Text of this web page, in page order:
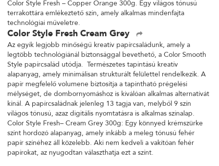
Color Style Fresh – Copper Orange 300g. Egy világos tónusú
terrakottára emlékeztető szín, amely alkalmas mindenfajta
technológiai műveletre.
Color Style Fresh Cream Grey
Az egyik legjobb minőségű kreatív papírcsaládunk, amely a
legtöbb technológiánál biztonsággal bevethető, a Color Smooth
Style papírcsalád utódja. Természetes tapintású kreatív
alapanyag, amely minimálisan strukturált felülettel rendelkezik. A
papír megfelelő volumene biztosítja a tapintható prégelési
mélységet, de dombornyomáshoz is kiválóan alkalmas alternatívát
kínál. A papírcsaládnak jelenleg 13 tagja van, melyből 9 szín
világos tónusú, azaz digitális nyomtatásra is alkalmas színalap.
Color Style Fresh– Cream Grey 300g: Egy könnyed krémszürke
színt hordozó alapanyag, amely inkább a meleg tónusú fehér
papír színéhez áll közelebb. Aki nem kedveli a vakítóan fehér
papírokat, az nyugodtan választhatja ezt a színt.